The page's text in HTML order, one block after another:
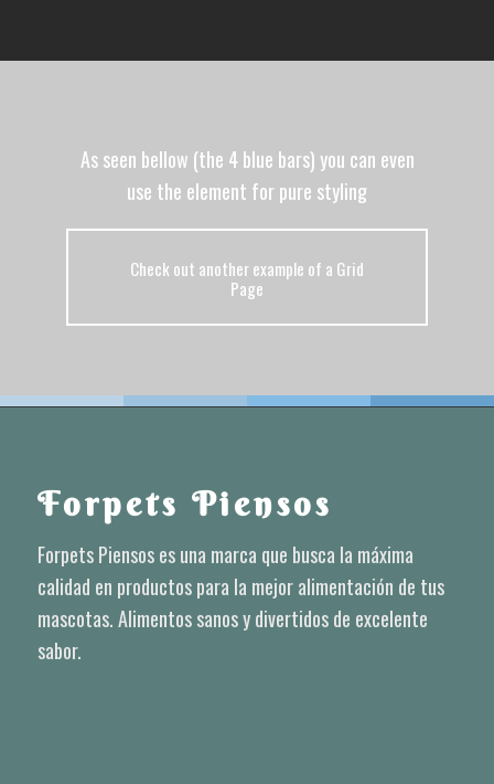
As seen bellow (the 4 blue bars) you can even
use the element for pure styling
Check out another example of a Grid
Page
Forpets Piensos
Forpets Piensos es una marca que busca la máxima
calidad en productos para la mejor alimentación de tus
mascotas. Alimentos sanos y divertidos de excelente
sabor.